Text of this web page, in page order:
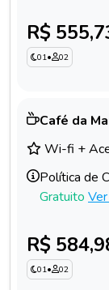
R$
01• 02
Café da
Wi-fi +
Política de
Gratuito
R$
01• 02